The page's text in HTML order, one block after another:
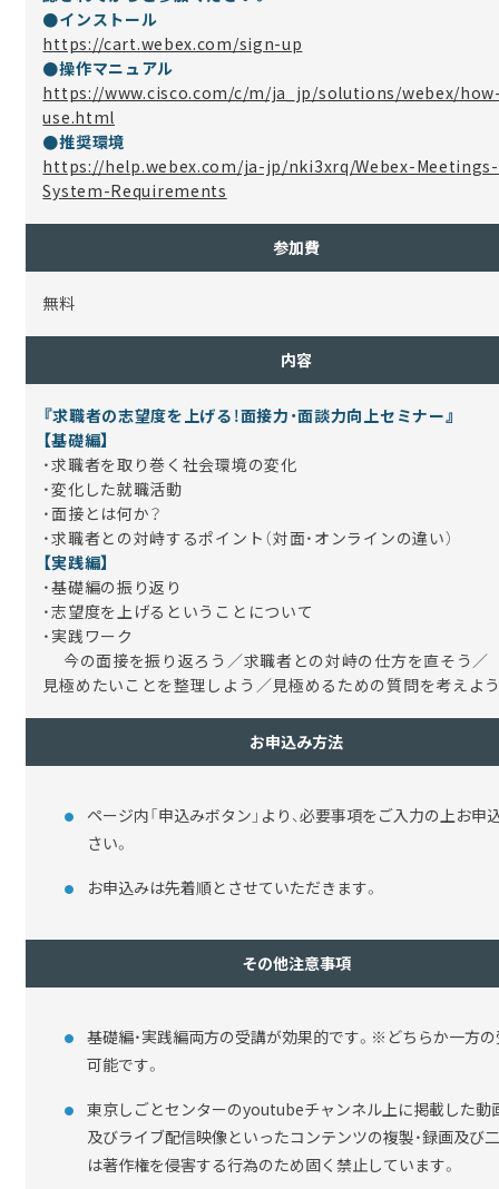
●インストール
https://cart.webex.com/sign-up
●操作マニュアル
https://www.cisco.com/c/m/ja_jp/solutions/webex/
use.html
●推奨環境
https://help.webex.com/ja-jp/nki3xrq/Webex-
System-Requirements
参加費
無料
内容
『求職者の志望度を上げる！面接力・面談力向上セミナー』
【基礎編】
・求職者を取り巻く社会環境の変化
・変化した就職活動
・面接とは何か？
・求職者との対峙するポイント（対面・オンラインの違い）
【実践編】
・基礎編の振り返り
・志望度を上げるということについて
・実践ワーク
今の面接を振り返ろう／求職者との対峙の仕方を直そう／
見極めたいことを整理しよう／見極めるための質問を考えよ
お申込み方法
ページ内「申込みボタン」より、必要事項をご入力の上お申
さい。
お申込みは先着順とさせていただきます。
その他注意事項
基礎編・実践編両方の受講が効果的です。※どちらか一方
可能です。
東京しごとセンターのyoutubeチャンネル上に掲載した動
及びライブ配信映像といったコンテンツの複製・録画及び
は著作権を侵害する行為のため固く禁止しています。